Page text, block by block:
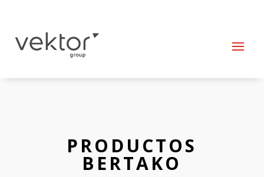
PRODUCTOS
BERTAKO